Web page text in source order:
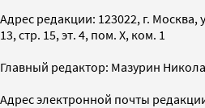
Адрес редакции: 123022, г. Москва,
13, стр. 15, эт. 4, пом. X, ком. 1
Главный редактор: Мазурин
Адрес электронной почты